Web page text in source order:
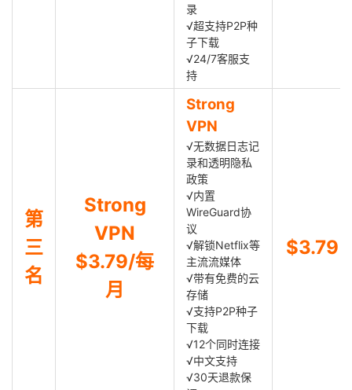
录
√超支持P2P种
子下载
√24/7客服支
持
第
三
名
Strong
VPN
$3.79/每
月
Strong
VPN
√无数据日志记
录和透明隐私
政策
√内置
WireGuard协
议
√解锁Netflix等
主流流媒体
√带有免费的云
存储
√支持P2P种子
下载
√12个同时连接
√中文支持
√30天退款保
$3.79